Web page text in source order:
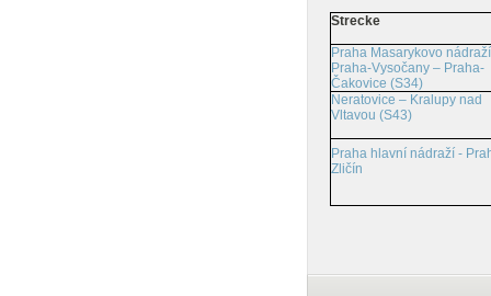
Strecke
Praha Masarykovo
Praha-Vysočany – Praha-
Čakovice (S34)
Neratovice – Kralupy nad
Vltavou (S43)
Praha hlavní nádraží -
Zličín